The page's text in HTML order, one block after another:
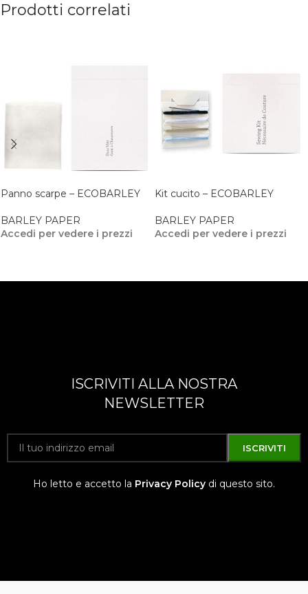
Prodotti correlati
Panno scarpe – ECOBARLEY
BARLEY PAPER
Accedi per vedere i prezzi
Kit cucito – ECOBARLEY
BARLEY PAPER
Accedi per vedere i prezzi
ISCRIVITI ALLA NOSTRA
NEWSLETTER
Ho letto e accetto la Privacy Policy di questo sito.